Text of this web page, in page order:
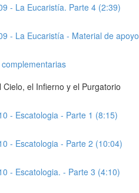
- La Eucaristía. Parte 4 (2:39)
- La Eucaristía - Material de apoyo
Cielo, el Infierno y el Purgatorio
- Escatologia - Parte 1 (8:15)
- Escatologia - Parte 2 (10:04)
- Escatologia. - Parte 3 (4:10)